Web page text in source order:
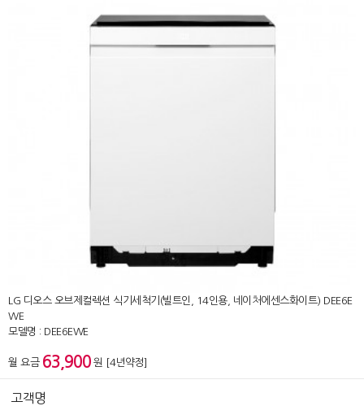
LG 디오스 오브제컬렉션 식기세척기(빌트인, 14인용, 네이처에센스화이트) DEE6E
WE
모델명 : DEE6EWE
월 요금 63,900 원 [4년약정]
고객명